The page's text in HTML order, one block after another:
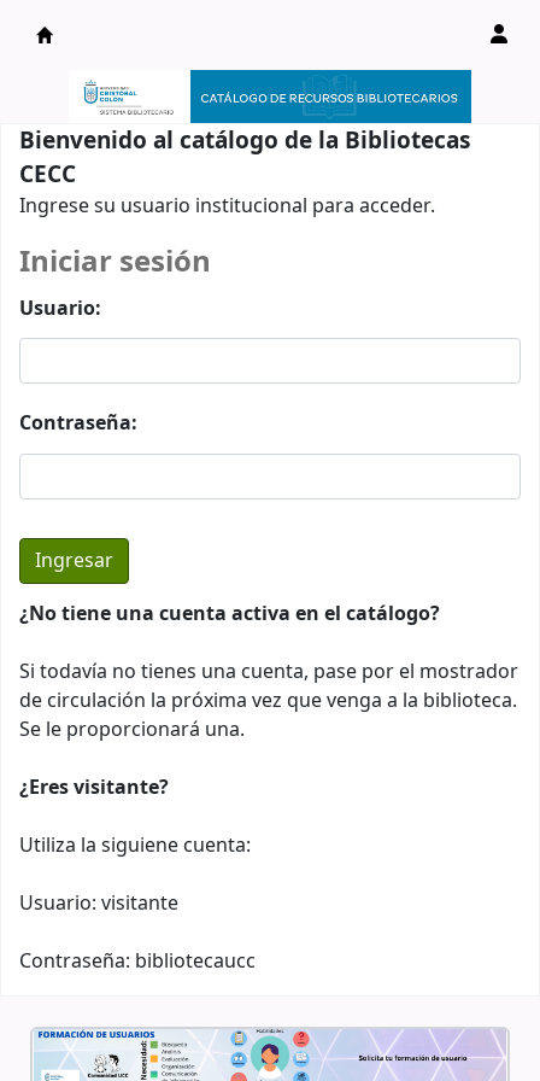
Catálogo en línea
Bienvenido al catálogo de la Bibliotecas
CECC
Ingrese su usuario institucional para acceder.
Iniciar sesión
Usuario:
Contraseña:
¿No tiene una cuenta activa en el catálogo?
Si todavía no tienes una cuenta, pase por el mostrador
de circulación la próxima vez que venga a la biblioteca.
Se le proporcionará una.
¿Eres visitante?
Utiliza la siguiene cuenta:
Usuario: visitante
Contraseña: bibliotecaucc